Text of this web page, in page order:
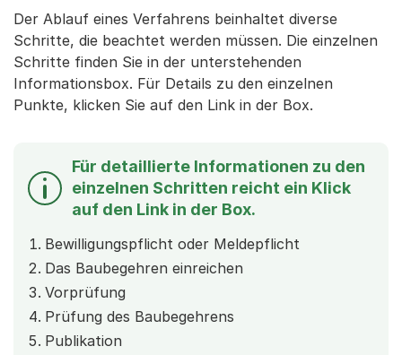
Der Ablauf eines Verfahrens beinhaltet diverse
Schritte, die beachtet werden müssen. Die einzelnen
Schritte finden Sie in der unterstehenden
Informationsbox. Für Details zu den einzelnen
Punkte, klicken Sie auf den Link in der Box.
Für detaillierte Informationen zu den
einzelnen Schritten reicht ein Klick
auf den Link in der Box.
Bewilligungspflicht oder Meldepflicht
Das Baubegehren einreichen
Vorprüfung
Prüfung des Baubegehrens
Publikation